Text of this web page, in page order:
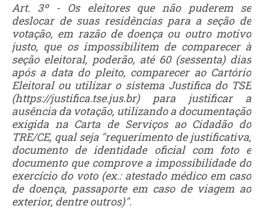
Art. 3º - Os eleitores que não puderem se
deslocar de suas residências para a seção de
votação, em razão de doença ou outro motivo
justo, que os impossibilitem de comparecer à
seção eleitoral, poderão, até 60 (sessenta) dias
após a data do pleito, comparecer ao Cartório
Eleitoral ou utilizar o sistema Justifica do TSE
(https://justifica.tse.jus.br) para justificar a
ausência da votação, utilizando a documentação
exigida na Carta de Serviços ao Cidadão do
TRE/CE, qual seja "requerimento de justificativa,
documento de identidade oficial com foto e
documento que comprove a impossibilidade do
exercício do voto (ex.: atestado médico em caso
de doença, passaporte em caso de viagem ao
exterior, dentre outros)".